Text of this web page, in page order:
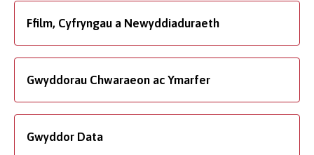
Ffilm, Cyfryngau a Newyddiaduraeth
Gwyddorau Chwaraeon ac Ymarfer
Gwyddor Data